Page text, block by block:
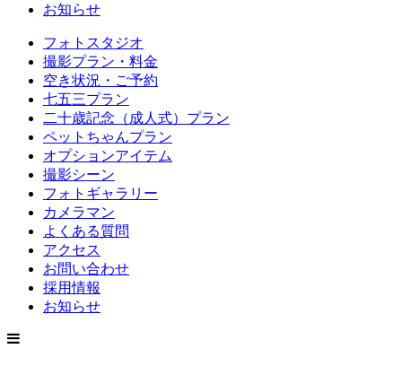
お知らせ
フォトスタジオ
撮影プラン・料金
空き状況・ご予約
七五三プラン
二十歳記念（成人式）プラン
ペットちゃんプラン
オプションアイテム
撮影シーン
フォトギャラリー
カメラマン
よくある質問
アクセス
お問い合わせ
採用情報
お知らせ